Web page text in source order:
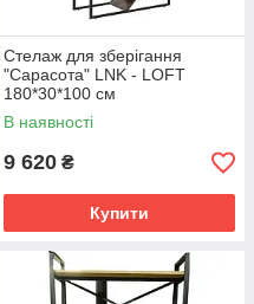
Стелаж для зберігання
"Сарасота" LNK - LOFT
180*30*100 см
В наявності
9 620 ₴
Купити